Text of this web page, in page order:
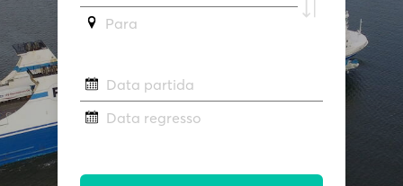
Para
Data partida
Data regresso